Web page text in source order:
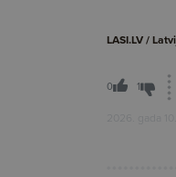
LASI.LV /
0 1
2026. gada